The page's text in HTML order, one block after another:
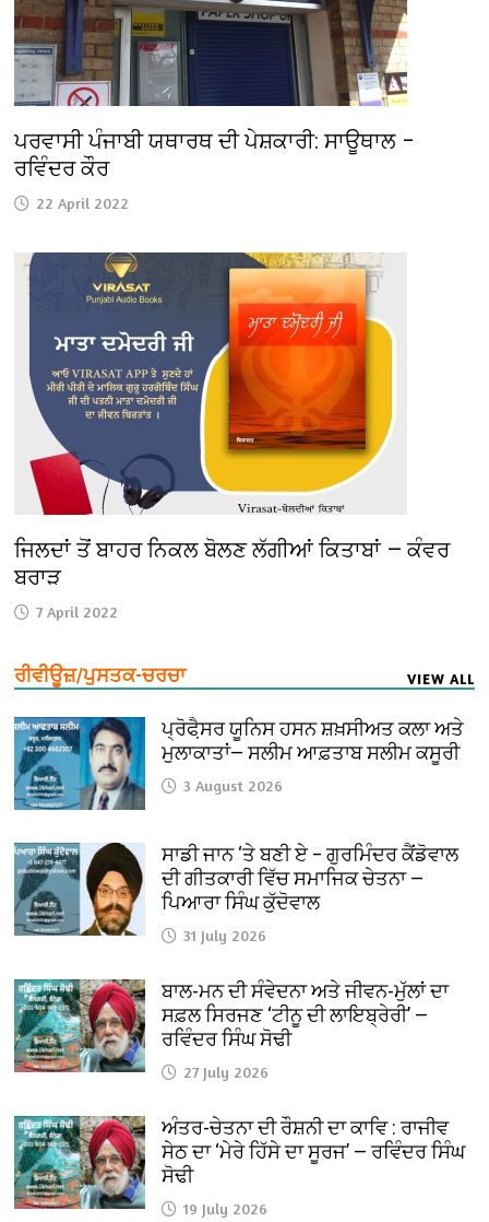
ਪਰਵਾਸੀ ਪੰਜਾਬੀ ਯਥਾਰਥ ਦੀ ਪੇਸ਼ਕਾਰੀ: ਸਾਊਥਾਲ –
ਰਵਿੰਦਰ ਕੌਰ
22 April 2022
ਜਿਲਦਾਂ ਤੋਂ ਬਾਹਰ ਨਿਕਲ ਬੋਲਣ ਲੱਗੀਆਂ ਕਿਤਾਬਾਂ — ਕੰਵਰ
ਬਰਾੜ
7 April 2022
ਰੀਵੀਊਜ਼/ਪੁਸਤਕ-ਚਰਚਾ VIEW ALL
ਪ੍ਰੋਫੈ਼ਸਰ ਯੂਨਿਸ ਹਸਨ ਸ਼ਖ਼ਸੀਅਤ ਕਲਾ ਅਤੇ
ਮੁਲਾਕਾਤਾਂ— ਸਲੀਮ ਆਫ਼ਤਾਬ ਸਲੀਮ ਕਸੂਰੀ
3 August 2026
ਸਾਡੀ ਜਾਨ ‘ਤੇ ਬਣੀ ਏ – ਗੁਰਮਿੰਦਰ ਕੈਂਡੋਵਾਲ
ਦੀ ਗੀਤਕਾਰੀ ਵਿੱਚ ਸਮਾਜਿਕ ਚੇਤਨਾ —
ਪਿਆਰਾ ਸਿੰਘ ਕੁੱਦੋਵਾਲ
31 July 2026
ਬਾਲ-ਮਨ ਦੀ ਸੰਵੇਦਨਾ ਅਤੇ ਜੀਵਨ-ਮੁੱਲਾਂ ਦਾ
ਸਫ਼ਲ ਸਿਰਜਣ ‘ਟੀਨੂ ਦੀ ਲਾਇਬ੍ਰੇਰੀ’ —
ਰਵਿੰਦਰ ਸਿੰਘ ਸੋਢੀ
27 July 2026
ਅੰਤਰ-ਚੇਤਨਾ ਦੀ ਰੌਸ਼ਨੀ ਦਾ ਕਾਵਿ : ਰਾਜੀਵ
ਸੇਠ ਦਾ ‘ਮੇਰੇ ਹਿੱਸੇ ਦਾ ਸੂਰਜ’ — ਰਵਿੰਦਰ ਸਿੰਘ
ਸੋਢੀ
19 July 2026